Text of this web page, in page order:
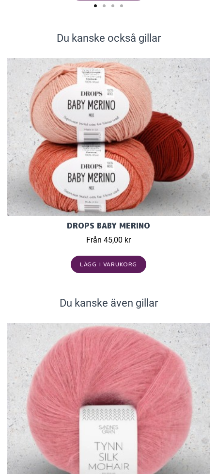
Du kanske också gillar
DROPS BABY MERINO
Från 45,00 kr
LÄGG I VARUKORG
Du kanske även gillar